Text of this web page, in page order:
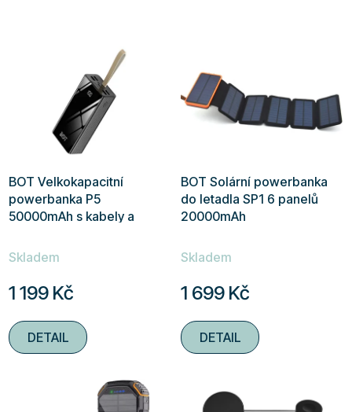
BOT Velkokapacitní
powerbanka P5
50000mAh s kabely a
hodnocení
je
4,8
z
Skladem
1 199 Kč
DETAIL
BOT Solární powerbanka
do letadla SP1 6 panelů
20000mAh
hodnocení
je
4,5
z
hvězdiček.
Skladem
1 699 Kč
DETAIL